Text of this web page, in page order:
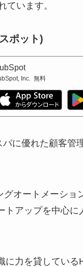
ています。
ポット)
Inc. 無料
パに優れた顧客管
グオートメーショ
トアップを中心に
に力を貸している